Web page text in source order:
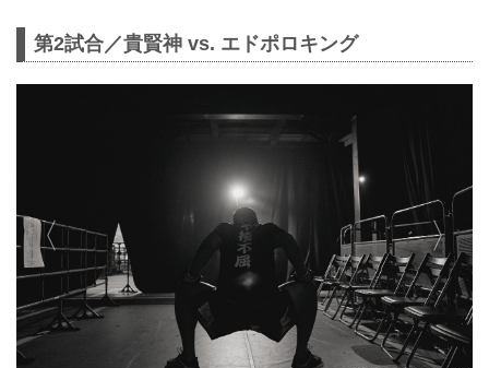
第2試合／貴賢神 vs. エドポロキング